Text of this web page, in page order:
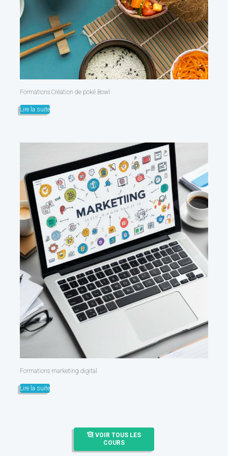
Formations Création de poké Bowl
Lire la suite
Formations marketing digital
Lire la suite
VOIR TOUS LES
COURS